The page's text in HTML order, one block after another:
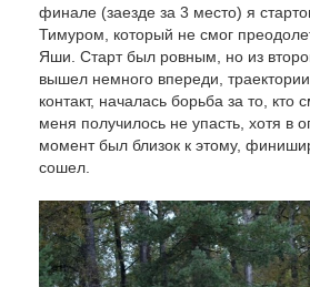
финале (заезде за 3 место) я
Тимуром, который не смог
Яши. Старт был ровным, но из
вышел немного впереди, траектории
контакт, началась борьба за то, кто
меня получилось не упасть, хотя в
момент был близок к этому,
сошел.